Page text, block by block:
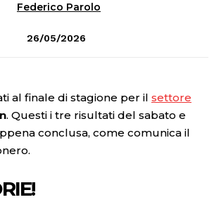
Federico Parolo
26/05/2026
al finale di stagione per il settore
. Questi i tre risultati del sabato e
conclusa, come comunica il